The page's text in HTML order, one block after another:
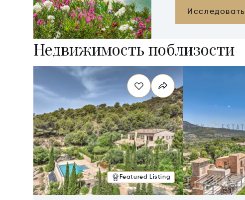
Исследовать
Недвижимость поблизости
Featured Listing